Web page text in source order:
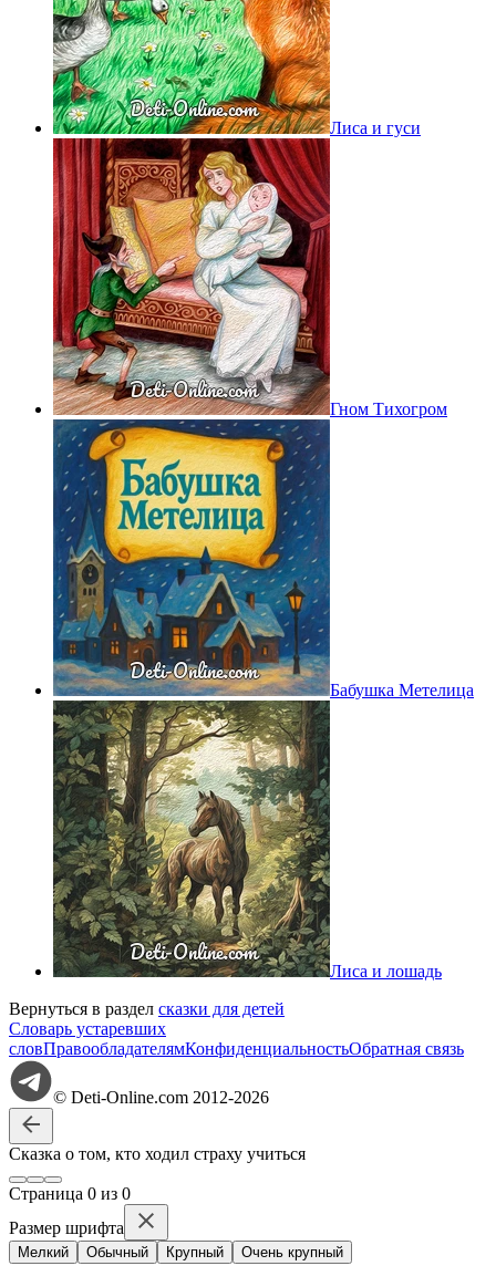
Лиса и гуси
Гном Тихогром
Бабушка Метелица
Лиса и лошадь
Вернуться в раздел сказки для детей
Словарь устаревших
словПравообладателямКонфиденциальностьОбратная связь
© Deti-Online.com 2012-2026
Сказка о том, кто ходил страху учиться
Страница 0 из 0
Размер шрифта
Мелкий Обычный Крупный Очень крупный